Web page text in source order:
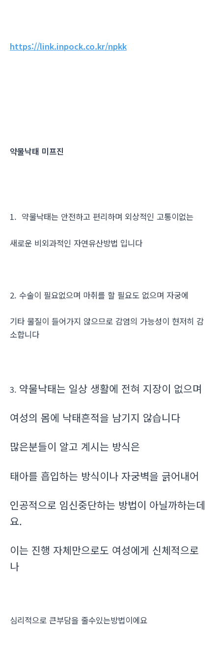
https://link.inpock.co.kr/npkk
약물낙태 미프진
1. 약물낙태는 안전하고 편리하며 외상적인 고통이없는
새로운 비외과적인 자연유산방법 입니다
2. 수술이 필요없으며 마취를 할 필요도 없으며 자궁에
기타 물질이 들어가지 않으므로 감염의 가능성이 현저히 감
소합니다
3. 약물낙태는 일상 생활에 전혀 지장이 없으며
여성의 몸에 낙태흔적을 남기지 않습니다
많은분들이 알고 계시는 방식은
태아를 흡입하는 방식이나 자궁벽을 긁어내어
인공적으로 임신중단하는 방법이 아닐까하는데
요.
이는 진행 자체만으로도 여성에게 신체적으로
나
심리적으로 큰부담을 줄수있는방법이에요